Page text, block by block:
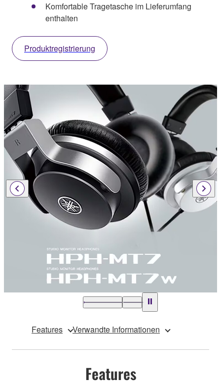
Komfortable Tragetasche im Lieferumfang
enthalten
Produktregistrierung
Features Verwandte Informationen
Features